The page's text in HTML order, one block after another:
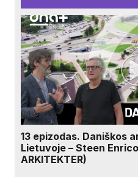
13 epizodas. Daniškos
Lietuvoje – Steen
ARKITEKTER)